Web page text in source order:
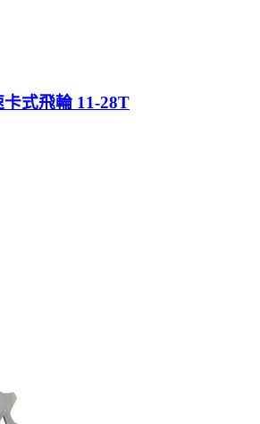
式飛輪 11-28T